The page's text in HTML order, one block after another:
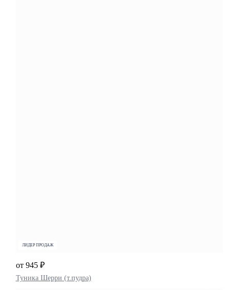
ЛИДЕР ПРОДАЖ
Туника Шерри (т.пудра)
от 945 ₽